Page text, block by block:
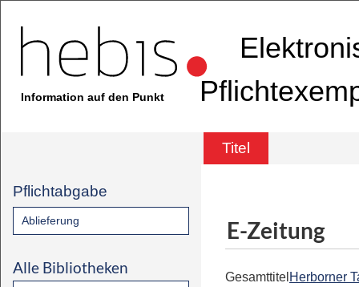
Information auf den Punkt
Titel
Pflichtabgabe
Ablieferung
Alle Bibliotheken
E-Zeitung
Gesamttitel Herborner